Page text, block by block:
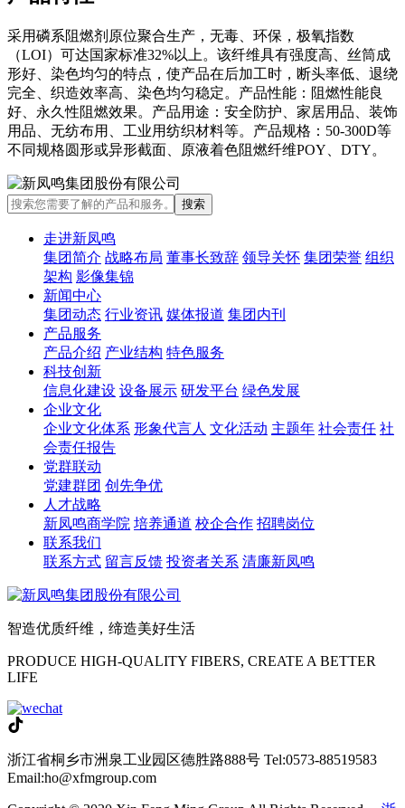
采用磷系阻燃剂原位聚合生产，无毒、环保，极氧指数
（LOI）可达国家标准32%以上。该纤维具有强度高、丝筒成
形好、染色均匀的特点，使产品在后加工时，断头率低、退绕
完全、织造效率高、染色均匀稳定。产品性能：阻燃性能良
好、永久性阻燃效果。产品用途：安全防护、家居用品、装饰
用品、无纺布用、工业用纺织材料等。产品规格：50-300D等
不同规格圆形或异形截面、原液着色阻燃纤维POY、DTY。
走进新凤鸣
集团简介 战略布局 董事长致辞 领导关怀 集团荣誉 组织
架构 影像集锦
新闻中心
集团动态 行业资讯 媒体报道 集团内刊
产品服务
产品介绍 产业结构 特色服务
科技创新
信息化建设 设备展示 研发平台 绿色发展
企业文化
企业文化体系 形象代言人 文化活动 主题年 社会责任 社
会责任报告
党群联动
党建群团 创先争优
人才战略
新凤鸣商学院 培养通道 校企合作 招聘岗位
联系我们
联系方式 留言反馈 投资者关系 清廉新凤鸣
智造优质纤维，缔造美好生活
PRODUCE HIGH-QUALITY FIBERS, CREATE A BETTER
LIFE
浙江省桐乡市洲泉工业园区德胜路888号 Tel:0573-88519583
Email:ho@xfmgroup.com